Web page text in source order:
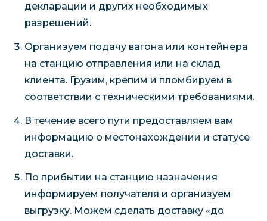
декларации и других необходимых
разрешений.
Организуем подачу вагона или контейнера
на станцию отправления или на склад
клиента. Грузим, крепим и пломбируем в
соответствии с техническими требованиями.
В течение всего пути предоставляем вам
информацию о местонахождении и статусе
доставки.
По прибытии на станцию назначения
информируем получателя и организуем
выгрузку. Можем сделать доставку «до